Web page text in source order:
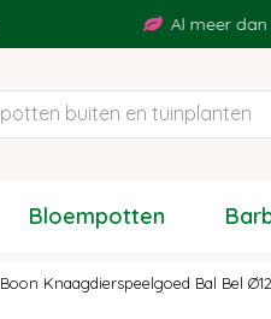
Boon Knaagdierspeelgoed Bal Bel
Al meer dan 10
Bloempotten